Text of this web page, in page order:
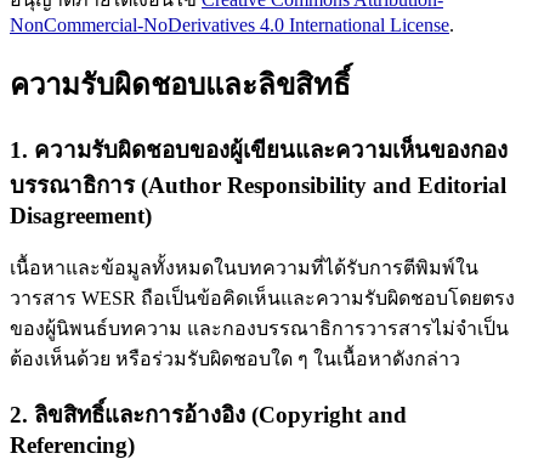
NonCommercial-NoDerivatives 4.0 International License.
ความรับผิดชอบและลิขสิทธิ์
1. ความรับผิดชอบของผู้เขียนและความเห็นของกอง
บรรณาธิการ (Author Responsibility and Editorial
Disagreement)
เนื้อหาและข้อมูลทั้งหมดในบทความที่ได้รับการตีพิมพ์ใน
วารสาร WESR ถือเป็นข้อคิดเห็นและความรับผิดชอบโดยตรง
ของผู้นิพนธ์บทความ และกองบรรณาธิการวารสารไม่จำเป็น
ต้องเห็นด้วย หรือร่วมรับผิดชอบใด ๆ ในเนื้อหาดังกล่าว
2. ลิขสิทธิ์และการอ้างอิง (Copyright and
Referencing)